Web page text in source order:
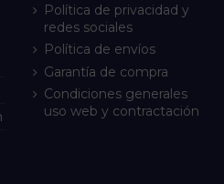
Política de privacidad y
redes sociales
Política de envíos
Garantía de compra
Condiciones generales
uso web y contractación